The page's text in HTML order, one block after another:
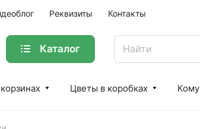
Реквизиты Контакты
Каталог
Цветы в коробках Кому